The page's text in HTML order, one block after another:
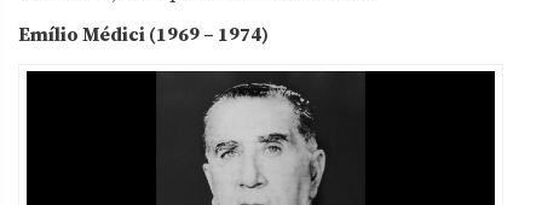
Emílio Médici (1969 – 1974)